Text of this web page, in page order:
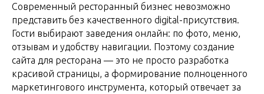
Современный ресторанный бизнес невозможно
представить без качественного digital-присутствия.
Гости выбирают заведения онлайн: по фото, меню,
отзывам и удобству навигации. Поэтому создание
сайта для ресторана — это не просто разработка
красивой страницы, а формирование полноценного
маркетингового инструмента, который отвечает за